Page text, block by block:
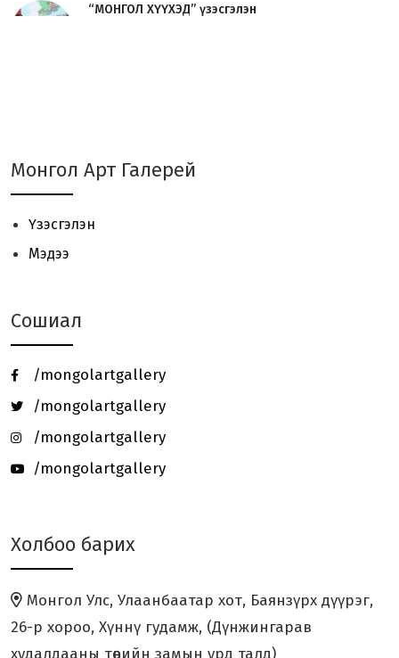
“МОНГОЛ ХҮҮХЭД” үзэсгэлэн
JAVZAA Art Brand 01 - үзэсгэлэн
үргэлжилж байна.
Онц бөгөөд Бүрэн эрхт Элчин сайд
галерейд зочлов.
Ч.ТОГТОХБАЯР Олон Улсын Цасан
“ХӨХ МОНГОЛ” үзэсгэлэн Япон
“ЗҮРХ МАРТАХГҮЙ” төслийн аянд
дүрслэх урлагийн ура...
Монгол Арт Галерей
Үзэсгэлэн
Мэдээ
Сошиал
/mongolartgallery
/mongolartgallery
/mongolartgallery
/mongolartgallery
Холбоо барих
Монгол Улс, Улаанбаатар хот, Баянзүрх дүүрэг,
26-р хороо, Хүннү гудамж, (Дүнжингарав
худалдааны төвийн замын урд талд)